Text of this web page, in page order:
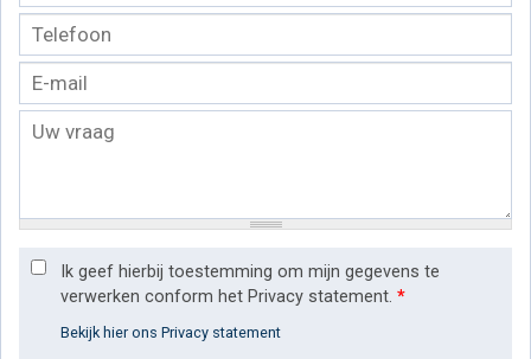
Ik geef hierbij toestemming om mijn gegevens te
verwerken conform het Privacy statement. *
Bekijk hier ons Privacy statement